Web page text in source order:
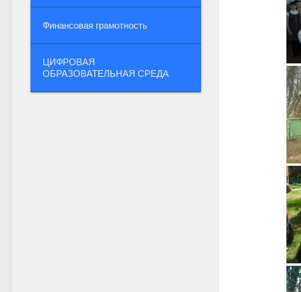
Финансовая грамотность
ЦИФРОВАЯ
ОБРАЗОВАТЕЛЬНАЯ СРЕДА